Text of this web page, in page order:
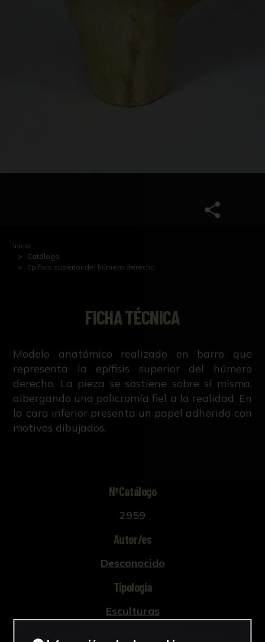
Inicio
Catálogo
Epífisis superior del húmero derecho
FICHA TÉCNICA
Modelo anatómico realizado en barro que
representa la epífisis superior del húmero
derecho. La pieza se sostiene sobre sí misma,
albergando una policromía fiel a la realidad. En
la cara inferior presenta un papel adherido con
motivos dibujados.
NºCatálogo
2959
Autor/es
Desconocido
Tipología
Esculturas